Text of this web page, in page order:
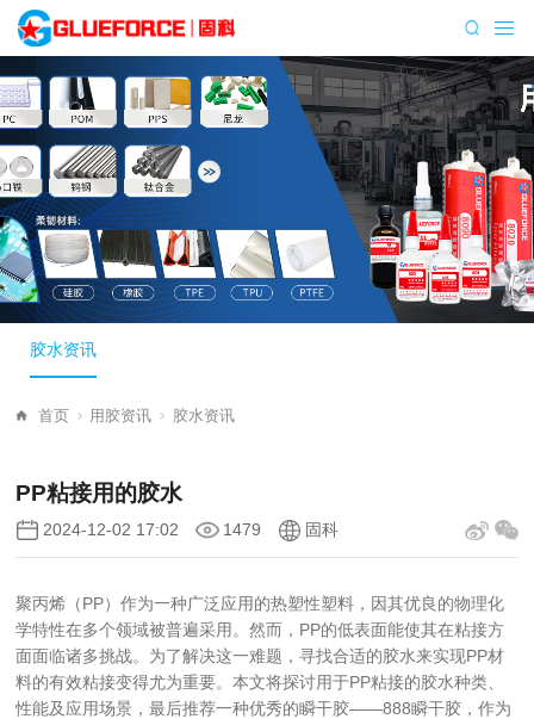
胶水资讯
首页 用胶资讯 胶水资讯
PP粘接用的胶水
2024-12-02 17:02 1479 固科
聚丙烯（PP）作为一种广泛应用的热塑性塑料，因其优良的物理化
学特性在多个领域被普遍采用。然而，PP的低表面能使其在粘接方
面面临诸多挑战。为了解决这一难题，寻找合适的胶水来实现PP材
料的有效粘接变得尤为重要。本文将探讨用于PP粘接的胶水种类、
性能及应用场景，最后推荐一种优秀的瞬干胶——888瞬干胶，作为